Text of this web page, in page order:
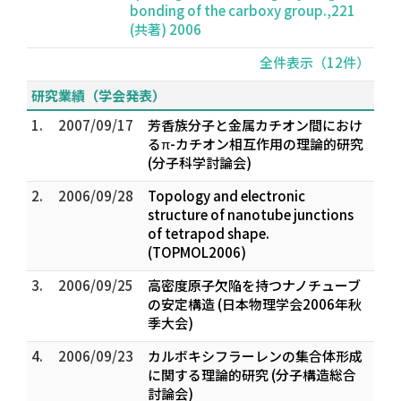
bonding of the carboxy group.,221
(共著) 2006
全件表示（12件）
研究業績（学会発表）
1.
2007/09/17
芳香族分子と金属カチオン間におけ
るπ-カチオン相互作用の理論的研究
(分子科学討論会)
2.
2006/09/28
Topology and electronic
structure of nanotube junctions
of tetrapod shape.
(TOPMOL2006)
3.
2006/09/25
高密度原子欠陥を持つナノチューブ
の安定構造 (日本物理学会2006年秋
季大会)
4.
2006/09/23
カルボキシフラーレンの集合体形成
に関する理論的研究 (分子構造総合
討論会)